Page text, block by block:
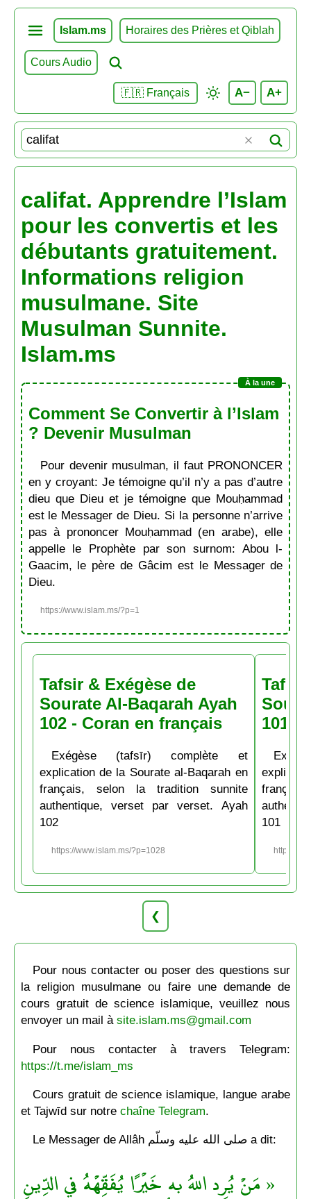
Islam.ms Horaires des Prières et Qiblah
Cours Audio
🇫🇷 Français A− A+
califat. Apprendre l’Islam
pour les convertis et les
débutants gratuitement.
Informations religion
musulmane. Site
Musulman Sunnite.
Islam.ms
Comment Se Convertir à l’Islam
? Devenir Musulman
Pour devenir musulman, il faut PRONONCER
en y croyant: Je témoigne qu’il n’y a pas d’autre
dieu que Dieu et je témoigne que Mouḥammad
est le Messager de Dieu. Si la personne n’arrive
pas à prononcer Mouḥammad (en arabe), elle
appelle le Prophète par son surnom: Abou l-
Gaacim, le père de Gâcim est le Messager de
Dieu.
https://www.islam.ms/?p=1
Tafsir & Exégèse de
Sourate Al-Baqarah Ayah
102 - Coran en français
Exégèse (tafsīr) complète et
explication de la Sourate al-Baqarah en
français, selon la tradition sunnite
authentique, verset par verset. Ayah
102
https://www.islam.ms/?p=1028
Tafsir
101 -
101
https://
❮
Pour nous contacter ou poser des questions sur
la religion musulmane ou faire une demande de
cours gratuit de science islamique, veuillez nous
envoyer un mail à site.islam.ms@gmail.com
Pour nous contacter à travers Telegram:
https://t.me/islam_ms
Cours gratuit de science islamique, langue arabe
et Tajwīd sur notre chaîne Telegram.
Le Messager de Allâh صلى الله عليه وسلّم a dit:
« مَنْ يُرِد اللهُ به خَيْرًا يُفَقِّهْهُ في الدِّينِ